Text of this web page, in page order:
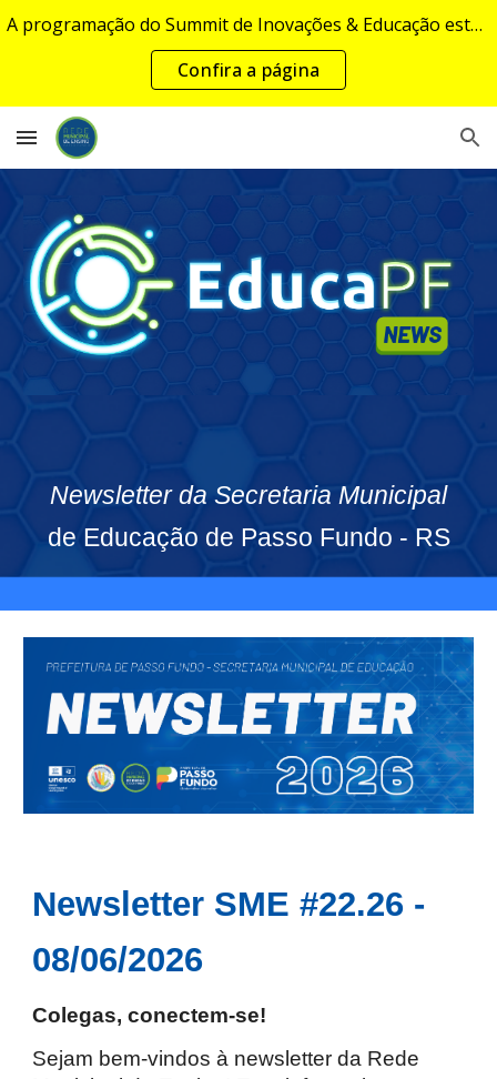
Skip to main content Skip to navigation
A programação do Summit de Inovações & Educação estará disponível em breve...
Confira a página
Newsletter da Secretaria Municipal
de Educação de Passo Fundo - RS
Newsletter SME #22.26 -
08/06/2026
Colegas, conectem-se!
Sejam bem-vindos à newsletter da Rede